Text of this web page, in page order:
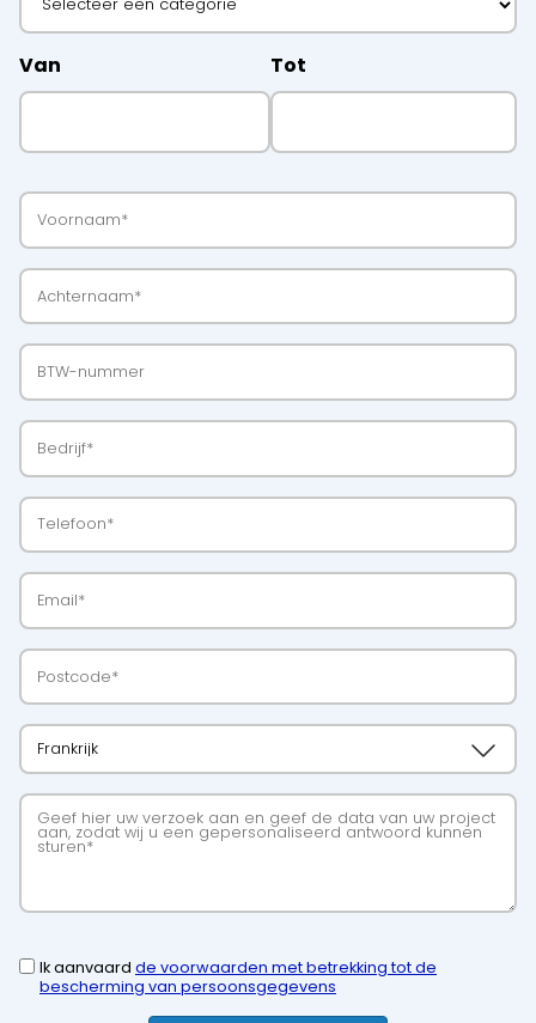
Van Tot
Ik aanvaard de voorwaarden met betrekking tot de
bescherming van persoonsgegevens